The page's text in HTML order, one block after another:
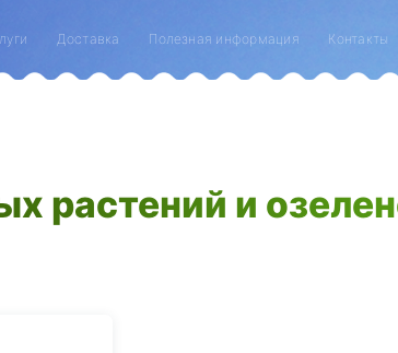
Доставка Полезная информация Контакты
растений и